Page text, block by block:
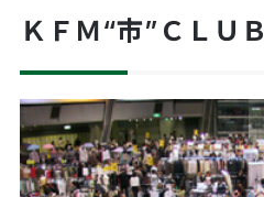
ＫＦＭ“市”ＣＬＵＢ